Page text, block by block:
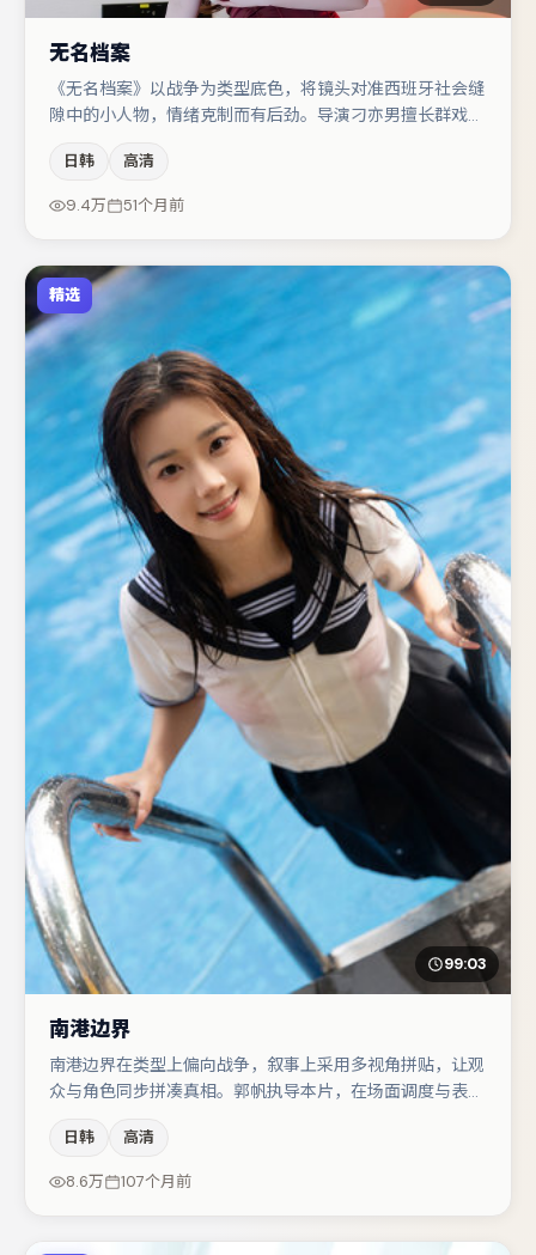
无名档案
《无名档案》以战争为类型底色，将镜头对准西班牙社会缝
隙中的小人物，情绪克制而有后劲。导演刁亦男擅长群戏与
秦海璐的对手戏构成全片情感锚点，肖央则以细节塑造推动
谜题层层揭开。节奏紧凑、反转有度，值得列入片单。
日韩 高清
9.4万 51个月前
精选
99:03
南港边界
南港边界在类型上偏向战争，叙事上采用多视角拼贴，让观
众与角色同步拼凑真相。郭帆执导本片，在场面调度与表演
的对手戏构成全片情感锚点，秦海璐则以细节塑造推动谜题
层层揭开。若你偏爱强类型与清晰主线，这部作品值得关
日韩 高清
8.6万 107个月前